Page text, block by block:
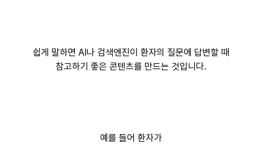
쉽게 말하면 AI나 검색엔진이 환자의 질문에 답변할 때
참고하기 좋은 콘텐츠를 만드는 것입니다.
예를 들어 환자가